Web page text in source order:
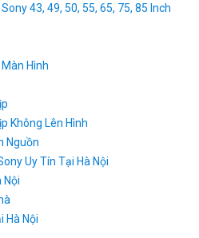
43, 49, 50, 55, 65, 75, 85 Inch
Hình
Không Lên Hình
Nguồn
Uy Tín Tại Hà Nội
Nội
Hà Nội